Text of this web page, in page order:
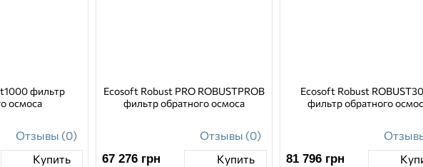
фильтр
осмоса
Отзывы (0)
Купить
Ecosoft Robust PRO ROBUSTPROB
фильтр обратного осмоса
Отзывы (0)
67 276 грн Купить
Ecosoft Robust
фильтр обратного
81 796 грн